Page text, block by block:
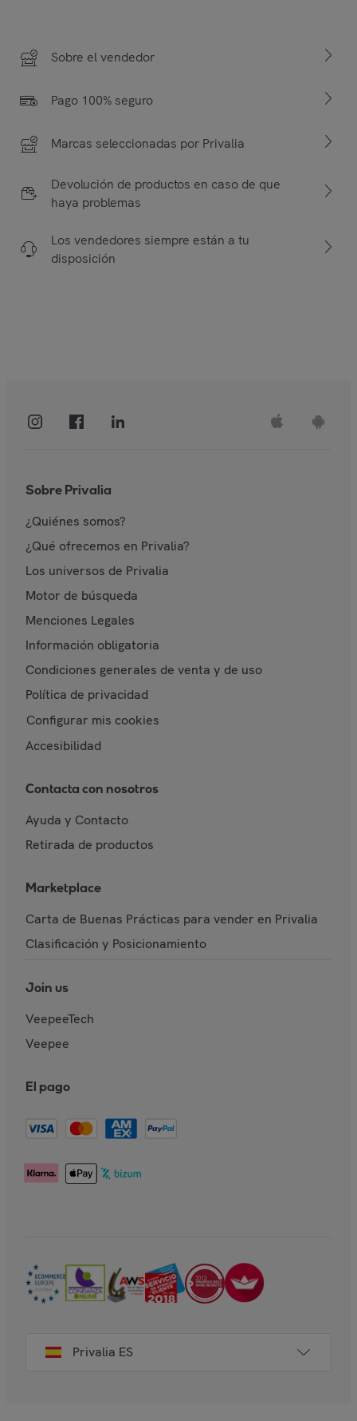
Sobre el vendedor
Pago 100% seguro
Marcas seleccionadas por Privalia
Devolución de productos en caso de que
haya problemas
Los vendedores siempre están a tu
disposición
Sobre Privalia
¿Quiénes somos?
¿Qué ofrecemos en Privalia?
Los universos de Privalia
Motor de búsqueda
Menciones Legales
Información obligatoria
Condiciones generales de venta y de uso
Política de privacidad
Configurar mis cookies
Accesibilidad
Contacta con nosotros
Ayuda y Contacto
Retirada de productos
Marketplace
Carta de Buenas Prácticas para vender en Privalia
Clasificación y Posicionamiento
Join us
VeepeeTech
Veepee
El pago
Privalia ES